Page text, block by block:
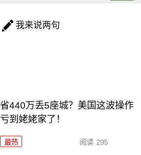
我来说两句
省440万丢5座城？美国这波操作
亏到姥姥家了！
最热 阅读 295